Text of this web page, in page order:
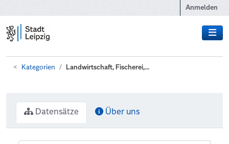
Anmelden
Kategorien Landwirtschaft, Fischerei,...
Datensätze Über uns